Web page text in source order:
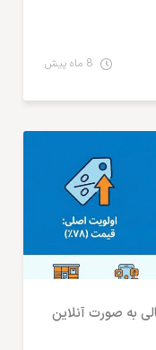
تجارت الکترونیک
به صورت آنلاین